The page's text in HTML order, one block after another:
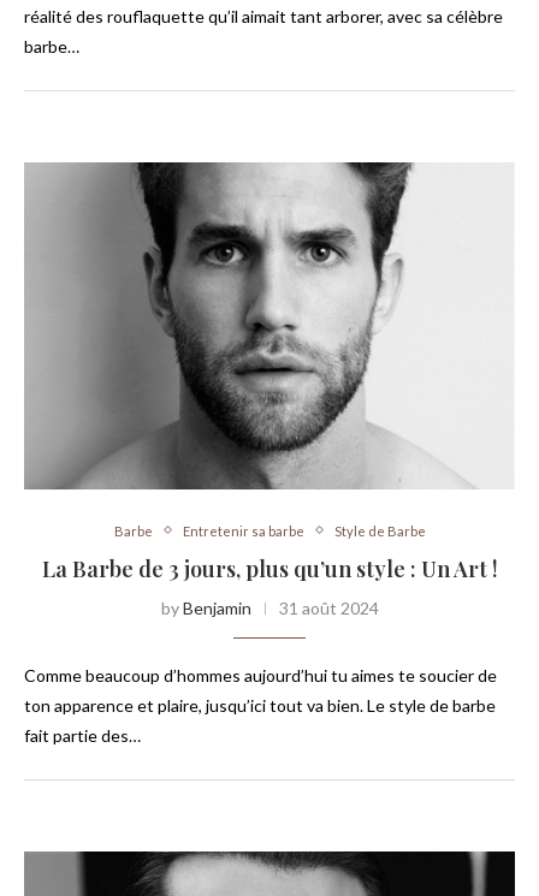
réalité des rouflaquette qu’il aimait tant arborer, avec sa célèbre
barbe…
Barbe Entretenir sa barbe Style de Barbe
La Barbe de 3 jours, plus qu’un style : Un Art !
byBenjamin 31 août 2024
Comme beaucoup d’hommes aujourd’hui tu aimes te soucier de
ton apparence et plaire, jusqu’ici tout va bien. Le style de barbe
fait partie des…